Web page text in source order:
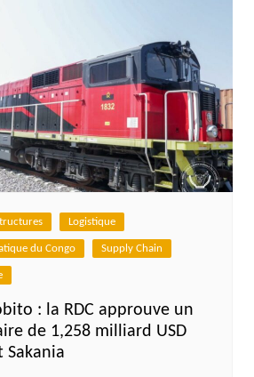
Logistique
du Congo Supply Chain
: la RDC approuve un
de 1,258 milliard USD